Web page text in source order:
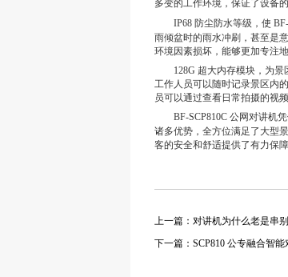
多变的工作环境，保证了设备
IP68 防尘防水等级，使 BF-
雨倾盆时的雨水冲刷，甚至是
环境因素损坏，能够更加专注
128G 超大内存模块，为景
工作人员可以随时记录景区内
员可以通过查看日常拍摄的视
BF-SCP810C 公网对讲机
诸多优势，全方位满足了大型
客的安全和舒适提供了有力保
上一篇：对讲机为什么老是串
下一篇：SCP810 公专融合智能